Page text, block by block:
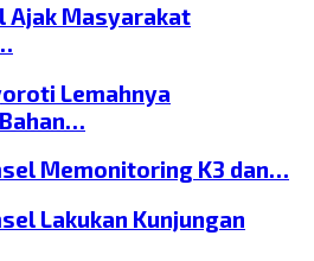
Ajak Masyarakat
Lemahnya
Memonitoring K3 dan…
Lakukan Kunjungan